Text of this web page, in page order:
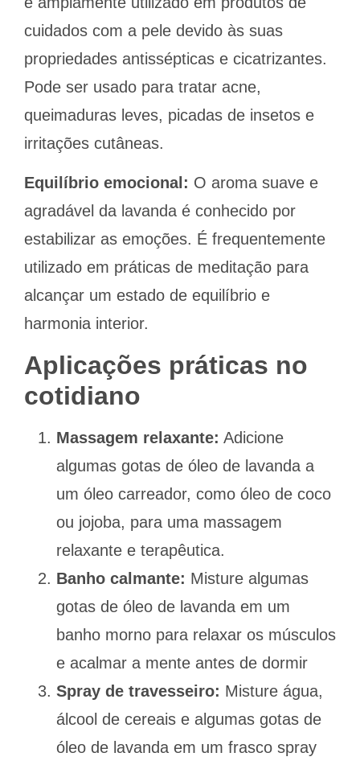
cuidados com a pele devido às suas
propriedades antissépticas e cicatrizantes.
Pode ser usado para tratar acne,
queimaduras leves, picadas de insetos e
irritações cutâneas.
Equilíbrio emocional: O aroma suave e
agradável da lavanda é conhecido por
estabilizar as emoções. É frequentemente
utilizado em práticas de meditação para
alcançar um estado de equilíbrio e
harmonia interior.
Aplicações práticas no
cotidiano
Massagem relaxante: Adicione
algumas gotas de óleo de lavanda a
um óleo carreador, como óleo de coco
ou jojoba, para uma massagem
relaxante e terapêutica.
Banho calmante: Misture algumas
gotas de óleo de lavanda em um
banho morno para relaxar os músculos
e acalmar a mente antes de dormir
Spray de travesseiro: Misture água,
álcool de cereais e algumas gotas de
óleo de lavanda em um frasco spray